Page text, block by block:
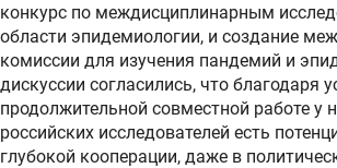
конкурс по междисциплинарным
области эпидемиологии, и создание
комиссии для изучения пандемий и
дискуссии согласились, что благодаря
продолжительной совместной работе у
российских исследователей есть
глубокой кооперации, даже в